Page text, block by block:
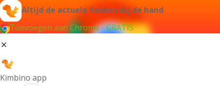
Altijd de actuele folders bij de hand
Toevoegen aan Chrome - GRATIS
Kimbino app